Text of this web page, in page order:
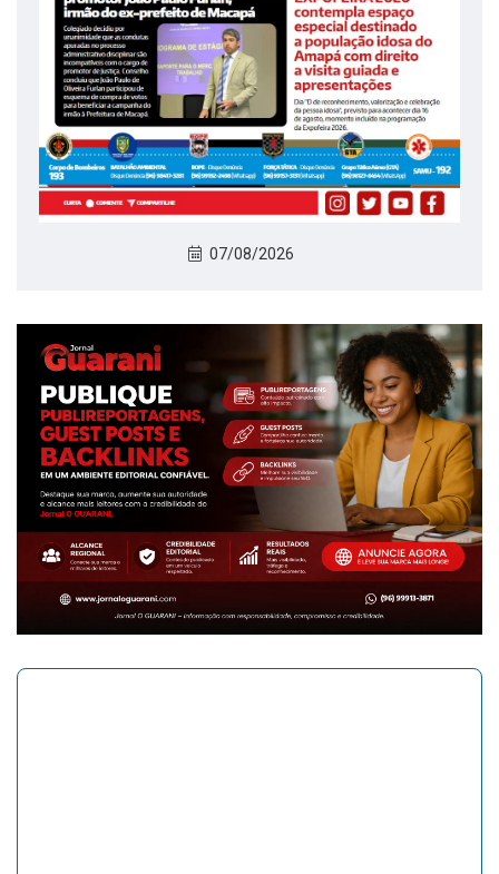
07/08/2026